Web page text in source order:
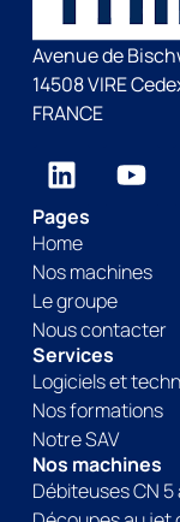
Avenue de
14508 VIRE
FRANCE
Pages
Home
Nos machines
Le groupe
Nous contacter
Services
Logiciels et
Nos formations
Notre SAV
Nos machines
Débiteuses CN 5